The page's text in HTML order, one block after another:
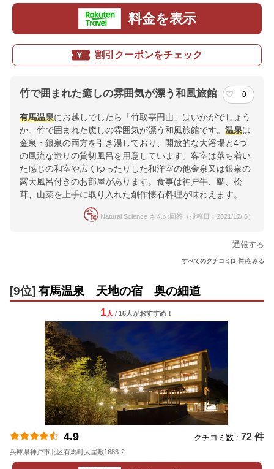
料金を表示
割引クーポンをチェック
竹で囲まれた癒しの雰囲気が漂う和風旅館 0
有馬温泉にお越しでしたら「竹取亭円山」はいかがでしょう
か。竹で囲まれた癒しの雰囲気が漂う和風旅館です。 温泉は
金泉・銀泉の両方を引き湯しており、開放的な大浴場と4つ
の風流な造りの貸切風呂を用意しています。客室は落ち着い
た感じの和室や広くゆったりした和洋室の他金泉又は銀泉の
露天風呂付きのお部屋があります。食事は神戸牛、鯛、松
茸、山菜を上手に取り入れた創作懐石料理が味わえます。
Natural Science さんの回答（投稿日：2021/12/ 6）
通報する
すべてのクチコミ(1 件)をみる
[9位] 有馬温泉 天地の宿 奥の細道
1 人 / 16人がおすすめ！
4.9 クチコミ数 : 72 件
兵庫県神戸市北区有馬町大屋敷1683-2